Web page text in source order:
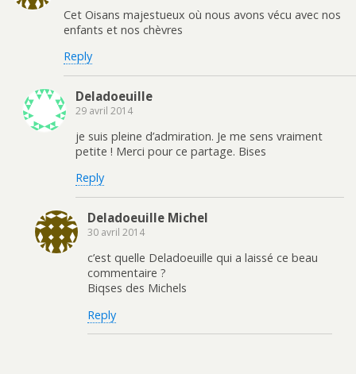
Cet Oisans majestueux où nous avons vécu avec nos
enfants et nos chèvres
Reply
Deladoeuille
29 avril 2014
je suis pleine d’admiration. Je me sens vraiment
petite ! Merci pour ce partage. Bises
Reply
Deladoeuille Michel
30 avril 2014
c’est quelle Deladoeuille qui a laissé ce beau
commentaire ?
Biqses des Michels
Reply